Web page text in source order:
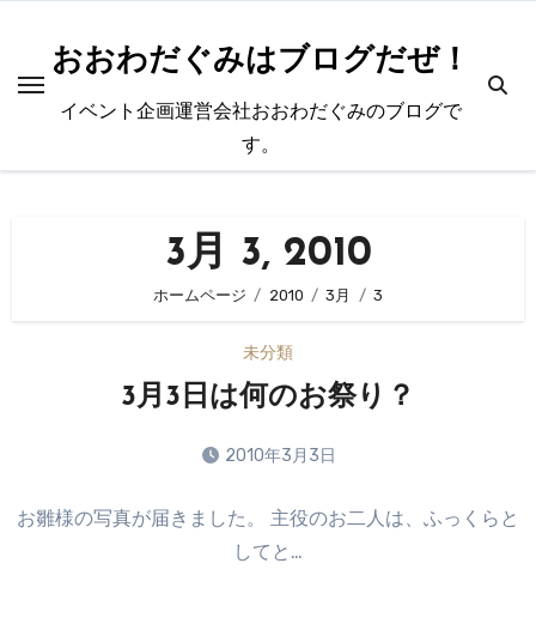
おおわだぐみはブログだぜ！
イベント企画運営会社おおわだぐみのブログで
す。
3月 3, 2010
ホームページ 2010 3月 3
未分類
3月3日は何のお祭り？
2010年3月3日
メ
ン
お雛様の写真が届きました。 主役のお二人は、ふっくらと
してと…